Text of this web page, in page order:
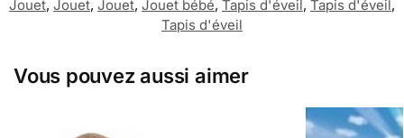
Jouet, Jouet, Jouet, Jouet bébé, Tapis d'éveil, Tapis d'éveil,
Tapis d'éveil
Vous pouvez aussi aimer